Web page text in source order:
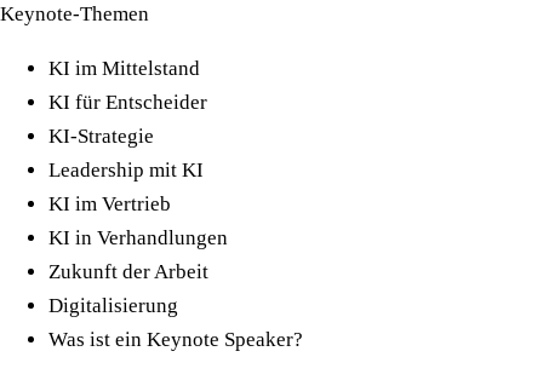
Keynote-Themen
KI im Mittelstand
KI für Entscheider
KI-Strategie
Leadership mit KI
KI im Vertrieb
KI in Verhandlungen
Zukunft der Arbeit
Digitalisierung
Was ist ein Keynote Speaker?